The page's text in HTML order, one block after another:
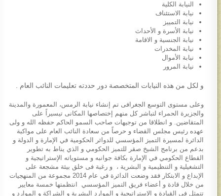
النيابة الكلية
نيابة الاستئناف
نيابة التمييز
نيابة الأسرة و الأحداث
نيابة الجنسية و الاقامة
نيابة المخدرات
نيابة الأموال
نيابة المرور
و لكل من هذه النيابات المتخصصة دور حددته تعليمات النائب العام .
وعلى مستوى التوسع الجغرافى تم إنشاء نيابة الرمس، المعمورة والمدينة
والجزيرة الحمراء لتباشر كل منهم إختصاصها المكانى تيسيراً على
المتقاضين. و انطلاقا من توجيهات صاحب السمو الحاكم حفظه الله و ولى
عهده رئيس مجلس القضاء و حرصاً من سعادة النائب العام على مواكبة
الدائرة لمسيرة التميز المؤسسي للدوائر الحكومية في الإمارة و الدولة و
بدعم من برنامج الشيخ صقر للتميز الحكومي و الذي يناط به تطوير
القطاع الحكومي في الإمارة بكافة جوانبه و مستوياته الإستراتيجية و
التشغيلية و التنظيمية و البشرية ، و رغبة فى خلق بيئة مشجعة على
الإبداع و الابتكار فقد وضعت الدائرة في عام 2014 مجموعة من المنهجيات
من خلال قادة و أعضاء فريق التميز المؤسسي انتظمتها خمسة معايير
تتمثل في القيادة و الإستراتيجية و الموارد البشرية و الشراكة و الموارد و